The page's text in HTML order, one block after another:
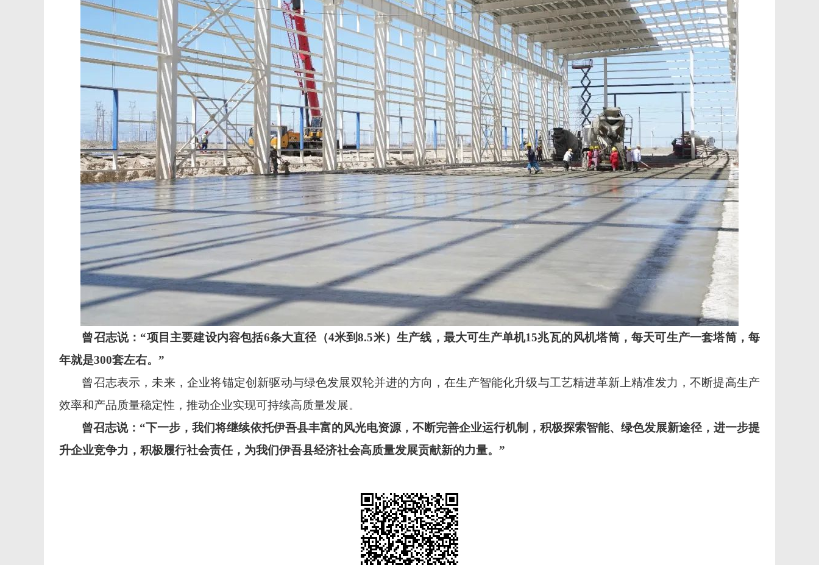
曾召志说： “项目主要建设内容包括6条大直径（4米到8.5米）生产线，最大可生产单机15兆瓦的风机塔筒，每天可生产一套塔筒，每
年就是300套左右。”
曾召志表示，未来，企业将锚定创新驱动与绿色发展双轮并进的方向，在生产智能化升级与工艺精进革新上精准发力，不断提高生产
效率和产品质量稳定性，推动企业实现可持续高质量发展。
曾召志说： “下一步，我们将继续依托伊吾县丰富的风光电资源，不断完善企业运行机制，积极探索智能、绿色发展新途径，进一步提
升企业竞争力，积极履行社会责任，为我们伊吾县经济社会高质量发展贡献新的力量。”